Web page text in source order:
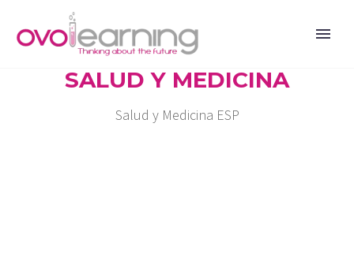
SALUD Y MEDICINA
Salud y Medicina ESP